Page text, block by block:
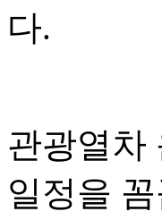
다.
관광열차
일정을